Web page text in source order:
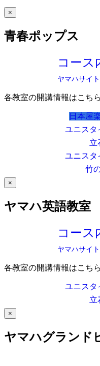
×
青春ポップス
コース
ヤマハサイ
各教室の開講情報はこちら
日本屋
ユニスタ
立
ユニスタ
竹
×
ヤマハ英語教室
コース
ヤマハサイ
各教室の開講情報はこちら
ユニスタ
立
×
ヤマハグランド